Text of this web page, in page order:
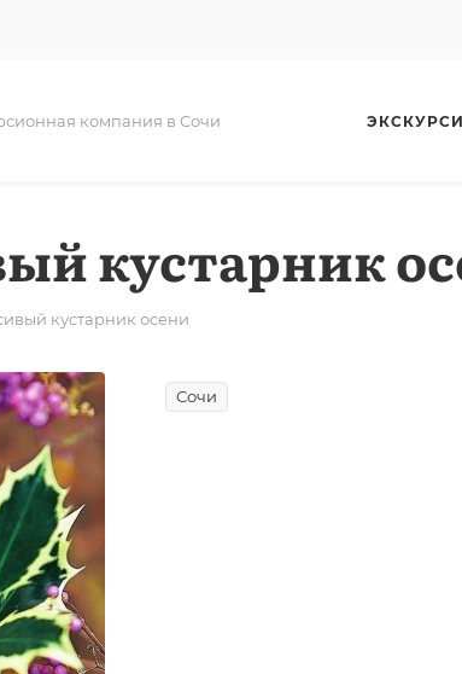
компания в Сочи
кустарник
кустарник осени
Сочи